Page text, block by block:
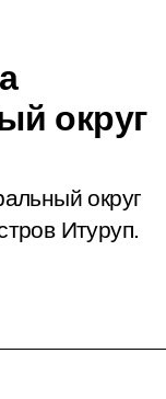
округ
округ
Итуруп.